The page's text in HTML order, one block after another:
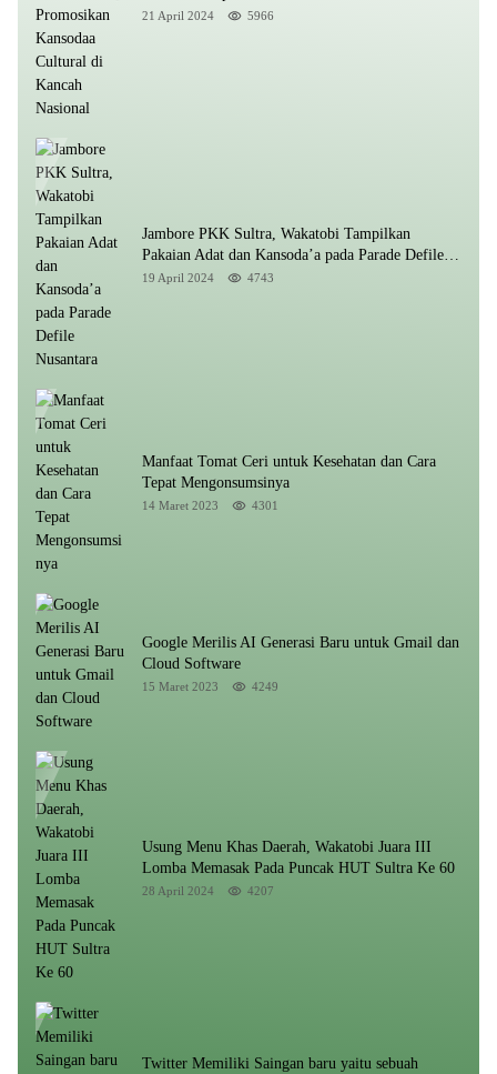
Kancah Nasional
21 April 2024 5966
Jambore PKK Sultra, Wakatobi Tampilkan
Pakaian Adat dan Kansoda’a pada Parade Defile
Nusantara
19 April 2024 4743
Manfaat Tomat Ceri untuk Kesehatan dan Cara
Tepat Mengonsumsinya
14 Maret 2023 4301
Google Merilis AI Generasi Baru untuk Gmail dan
Cloud Software
15 Maret 2023 4249
Usung Menu Khas Daerah, Wakatobi Juara III
Lomba Memasak Pada Puncak HUT Sultra Ke 60
28 April 2024 4207
Twitter Memiliki Saingan baru yaitu sebuah